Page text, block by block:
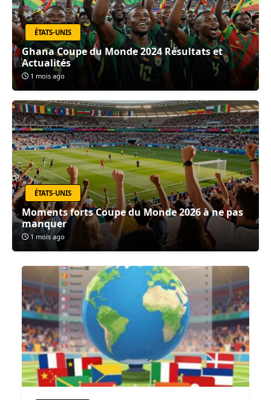
ÉTATS-UNIS
Ghana Coupe du Monde 2024 Résultats et
Actualités
1 mois ago
ÉTATS-UNIS
Moments forts Coupe du Monde 2026 à ne pas
manquer
1 mois ago